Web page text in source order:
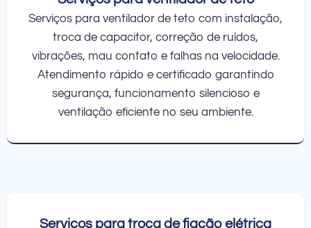
Serviços para ventilador de teto com instalação,
troca de capacitor, correção de ruídos,
vibrações, mau contato e falhas na velocidade.
Atendimento rápido e certificado garantindo
segurança, funcionamento silencioso e
ventilação eficiente no seu ambiente.
Serviços para troca de fiação elétrica